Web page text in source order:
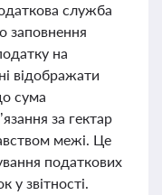
служба
заповнення
на
відображати
сума
за гектар
межі. Це
податкових
у звітності.